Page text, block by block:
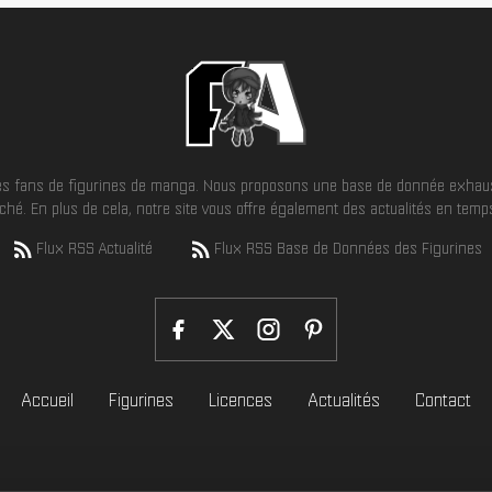
fans de figurines de manga. Nous proposons une base de donnée
En plus de cela, notre site vous offre également des actualités en
Flux RSS Actualité
Flux RSS Base de Données des Figurines
Accueil Figurines Licences Actualités Contact